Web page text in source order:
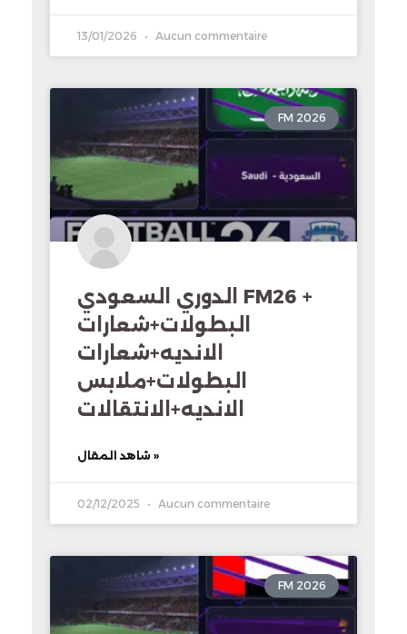
13/01/2026 Aucun commentaire
FM 2026
الدوري السعودي FM26 +
البطولات+شعارات
الانديه+شعارات
البطولات+ملابس
الانديه+الانتقالات
شاهد المقال »
02/12/2025 Aucun commentaire
FM 2026